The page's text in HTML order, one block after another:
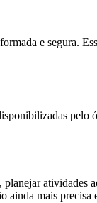
e segura.
pelo
atividades
ainda mais precisa